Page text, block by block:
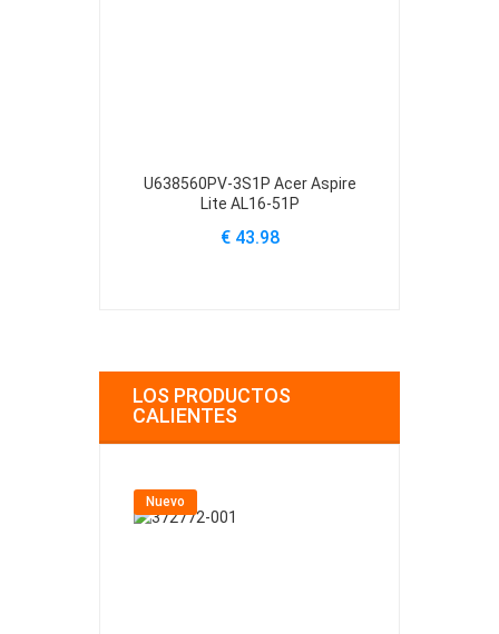
U638560PV-3S1P Acer Aspire
Lite AL16-51P
€ 43.98
LOS PRODUCTOS
CALIENTES
Nuevo